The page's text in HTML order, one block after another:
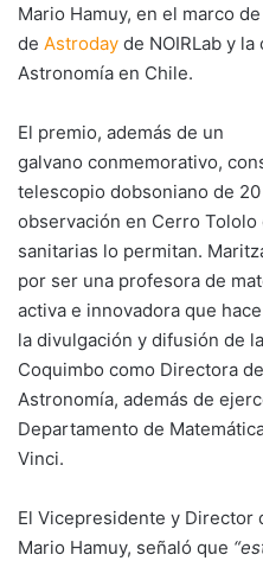
Mario Hamuy, en el marco
de Astroday de NOIRLab y
Astronomía en Chile.
El premio, además de un
galvano conmemorativo,
telescopio dobsoniano de
observación en Cerro
sanitarias lo permitan.
por ser una profesora de
activa e innovadora que
la divulgación y difusión de
Coquimbo como Directora
Astronomía, además de
Departamento de
Vinci.
El Vicepresidente y Director
Mario Hamuy, señaló que